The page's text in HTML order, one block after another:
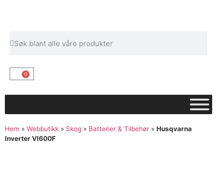
0
Hem » Webbutikk » Skog » Batterier & Tilbehør » Husqvarna
Inverter VI600F